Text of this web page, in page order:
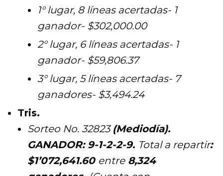
1° lugar, 8 líneas acertadas- 1
ganador- $302,000.00
2° lugar, 6 líneas acertadas- 1
ganador- $59,806.37
3° lugar, 5 líneas acertadas- 7
ganadores- $3,494.24
Tris.
Sorteo No. 32823(Mediodía).
GANADOR: 9-1-2-2-9. Totala repartir:
$1’072,641.60 entre8,324